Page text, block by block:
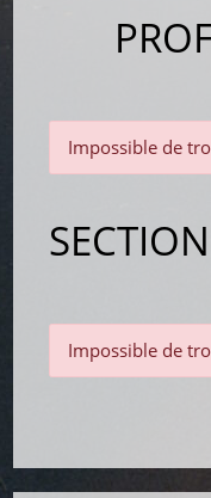
Impossible de
Impossible de